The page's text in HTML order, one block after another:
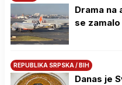
Drama na
se
REPUBLIKA SRPSKA / BIH
Danas je